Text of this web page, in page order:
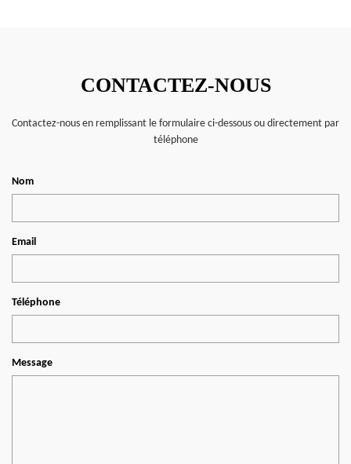
CONTACTEZ-NOUS
Contactez-nous en remplissant le formulaire ci-dessous ou directement par
téléphone
Nom
Email
Téléphone
Message